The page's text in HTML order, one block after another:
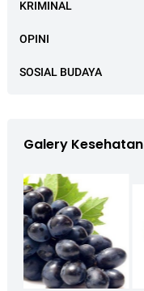
KRIMINAL
OPINI
SOSIAL BUDAYA
Galery Kesehatan